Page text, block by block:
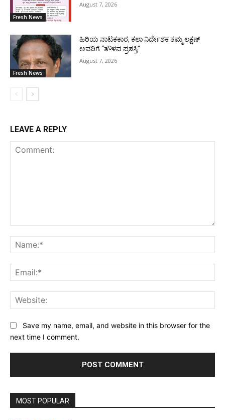
Fresh News
August 7, 2026
Fresh News
ಹಿರಿಯ ನಾಟಕಕಾರ, ಕಲಾ ನಿರ್ದೇಶಕ ತಮ್ಮ ಲಕ್ಷಣ್
ಅವರಿಗೆ “ತೌಳವ ಪ್ರಶಸ್ತಿ”
August 7, 2026
LEAVE A REPLY
Save my name, email, and website in this browser for the
next time I comment.
MOST POPULAR